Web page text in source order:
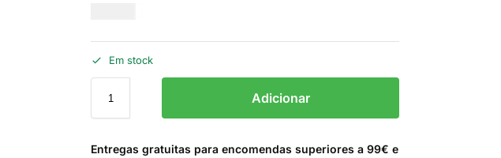
Em stock
Adicionar
Entregas gratuitas para encomendas superiores a 99€ e